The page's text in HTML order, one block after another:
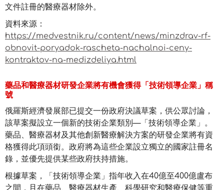
文件註冊的醫療器材除外。
資料來源：
https://medvestnik.ru/content/news/minzdrav-rf-
obnovit-poryadok-rascheta-nachalnoi-ceny-
kontraktov-na-medizdeliya.html
藥品和醫療器材研發企業將有機會獲得「技術領導企業」稱
號
俄羅斯經濟發展部已提交一份政府決議草案，供公眾討論，
該草案擬設立一個新的技術企業類別—「技術領導企業」。
藥品、醫療器材及其他創新醫療解決方案的研發企業將有資
格獲得此項頭銜。政府將為這些企業設立獨立的國家註冊名
錄，並優先提供某些政府扶持措施。
根據草案，「技術領導企業」指年收入在40億至400億盧布
之間，且在藥品、醫療器材生產、科學研究和醫療保健等重